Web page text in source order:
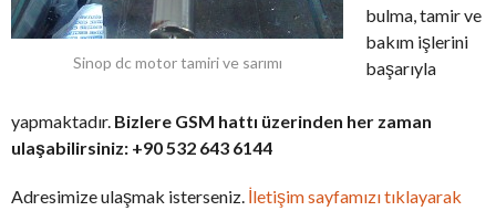
Sinop dc motor tamiri ve sarımı
bulma, tamir ve
bakım işlerini
başarıyla
yapmaktadır. Bizlere GSM hattı üzerinden her zaman
ulaşabilirsiniz: +90 532 643 6144
Adresimize ulaşmak isterseniz. İletişim sayfamızı tıklayarak